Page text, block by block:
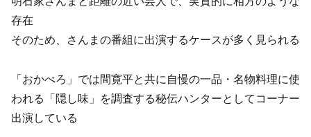
存在
そのため、さんまの番組に出演するケースが多く見られる
「おかべろ」では間寛平と共に自慢の一品・名物料理に使
われる「隠し味」を調査する秘伝ハンターとしてコーナー
出演している